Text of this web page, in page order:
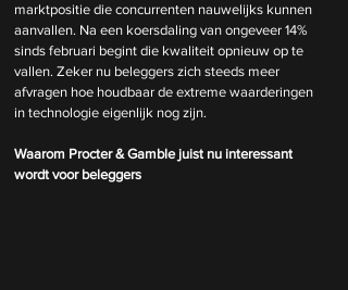
marktpositie die concurrenten nauwelijks kunnen
aanvallen. Na een koersdaling van ongeveer 14%
sinds februari begint die kwaliteit opnieuw op te
vallen. Zeker nu beleggers zich steeds meer
afvragen hoe houdbaar de extreme waarderingen
in technologie eigenlijk nog zijn.
Waarom Procter & Gamble juist nu interessant
wordt voor beleggers